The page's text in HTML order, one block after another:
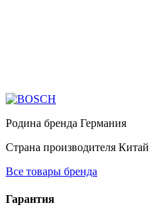
Родина бренда Германия
Страна производителя Китай
Все товары бренда
Гарантия